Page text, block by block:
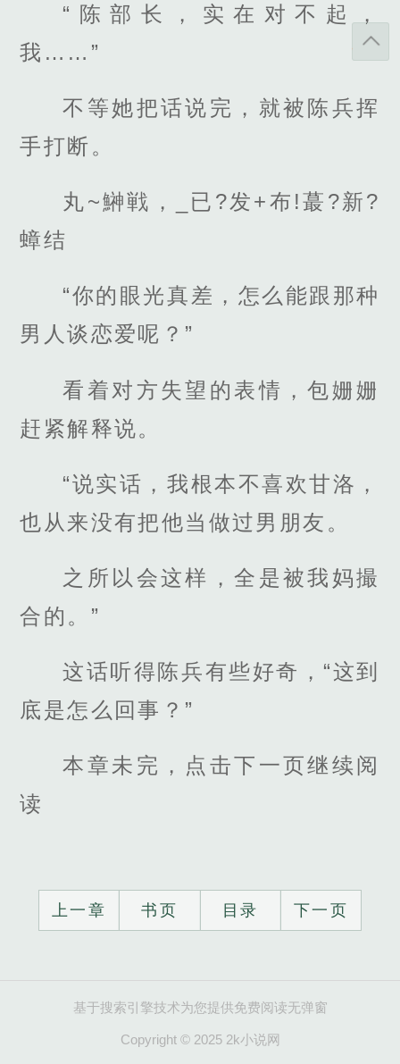
“陈部长，实在对不起，
我……”
不等她把话说完，就被陈兵挥
手打断。
丸~鰰戦，_已?发+布!蕞?新?
蟑结
“你的眼光真差，怎么能跟那种
男人谈恋爱呢？”
看着对方失望的表情，包姗姗
赶紧解释说。
“说实话，我根本不喜欢甘洛，
也从来没有把他当做过男朋友。
之所以会这样，全是被我妈撮
合的。”
这话听得陈兵有些好奇，“这到
底是怎么回事？”
本章未完，点击下一页继续阅
读
上一章 书页 目录 下一页
基于搜索引擎技术为您提供免费阅读无弹窗
Copyright © 2025 2k小说网